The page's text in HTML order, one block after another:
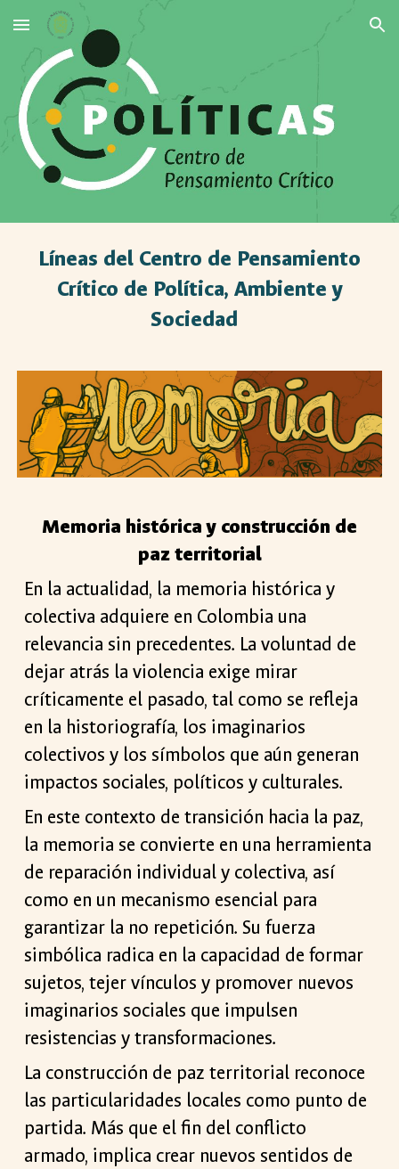
Skip to main content Skip to navigation
Líneas del Centro de Pensamiento
Crítico de Política, Ambiente y
Sociedad
Memoria histórica y construcción de
paz territorial
En la actualidad, la memoria histórica y
colectiva adquiere en Colombia una
relevancia sin precedentes. La voluntad de
dejar atrás la violencia exige mirar
críticamente el pasado, tal como se refleja
en la historiografía, los imaginarios
colectivos y los símbolos que aún generan
impactos sociales, políticos y culturales.
En este contexto de transición hacia la paz,
la memoria se convierte en una herramienta
de reparación individual y colectiva, así
como en un mecanismo esencial para
garantizar la no repetición. Su fuerza
simbólica radica en la capacidad de formar
sujetos, tejer vínculos y promover nuevos
imaginarios sociales que impulsen
resistencias y transformaciones.
La construcción de paz territorial reconoce
las particularidades locales como punto de
partida. Más que el fin del conflicto
armado, implica crear nuevos sentidos de